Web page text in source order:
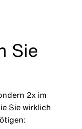
Sie
2x im
Sie wirklich